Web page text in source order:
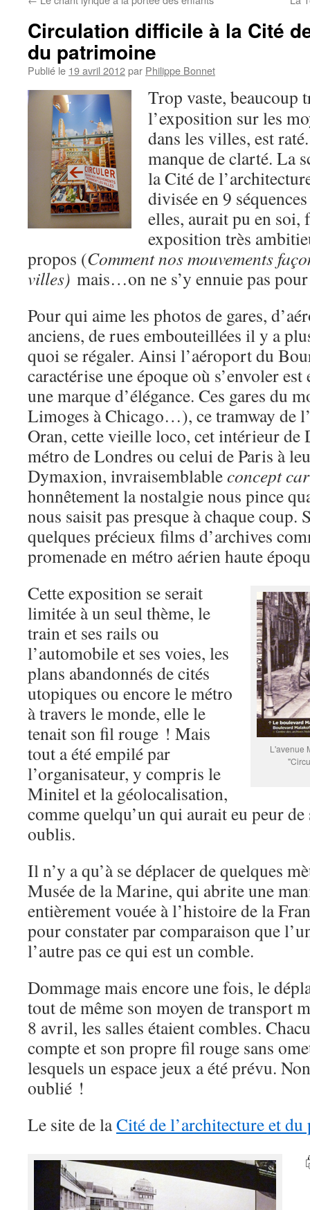
Circulation difficile à la Cité
du patrimoine
Publié le 19 avril 2012par Philippe Bonnet
Trop vaste, beaucoup
l’exposition sur les
dans les villes, est
manque de clarté. La
la Cité de
divisée en 9
elles, aurait pu en soi,
exposition très
propos (Comment nos mouvements
villes) mais…on ne s’y ennuie pas
Pour qui aime les photos de gares,
anciens, de rues embouteillées il y a
quoi se régaler. Ainsi l’aéroport du
caractérise une époque où s’envoler
une marque d’élégance. Ces gares du
Limoges à Chicago…), ce tramway de
Oran, cette vieille loco, cet intérieur de
métro de Londres ou celui de Paris à
Dymaxion, invraisemblableconcept car
honnêtement la nostalgie nous pince
nous saisit pas presque à chaque coup.
quelques précieux films d’archives
promenade en métro aérien haute
L'avenue
Cette exposition se serait
limitée à un seul thème, le
train et ses rails ou
l’automobile et ses voies, les
plans abandonnés de cités
utopiques ou encore le métro
à travers le monde, elle le
tenait son fil rouge ! Mais
tout a été empilé par
l’organisateur, y compris le
Minitel et la géolocalisation,
comme quelqu’un qui aurait eu peur
oublis.
Il n’y a qu’à se déplacer de quelques
Musée de la Marine, qui abrite une
entièrement vouée à l’histoire de la
pour constater par comparaison que
l’autre pas ce qui est un comble.
Dommage mais encore une fois, le
tout de même son moyen de transport
8 avril, les salles étaient combles.
compte et son propre fil rouge sans
lesquels un espace jeux a été prévu.
oublié !
Le site de laCité de l’architecture et